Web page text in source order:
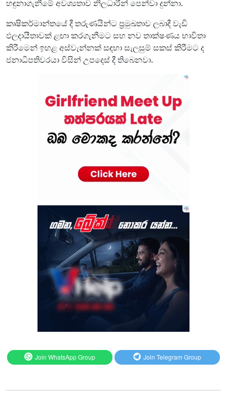
හඳුනාගැනීමේ අවශ්‍යතාව නිලධාරීන් පෙන්වා දුන්නා.
කෘෂිකර්මාන්තයේ දී තරුණයින්ට ප්‍රමුඛතාව ලබාදී වැඩි
ඵලදායීතාවක් ළඟා කරගැනීමට සහ නව තාක්ෂණය භාවිතා
කිරීමෙන් ඉහළ අස්වැන්නක් සඳහා සැලසුම් සකස් කිරීමට ද
ජනාධිපතිවරයා විසින් උපදෙස් දී තිබෙනවා.
Join WhatsApp Group Join Telegram Group